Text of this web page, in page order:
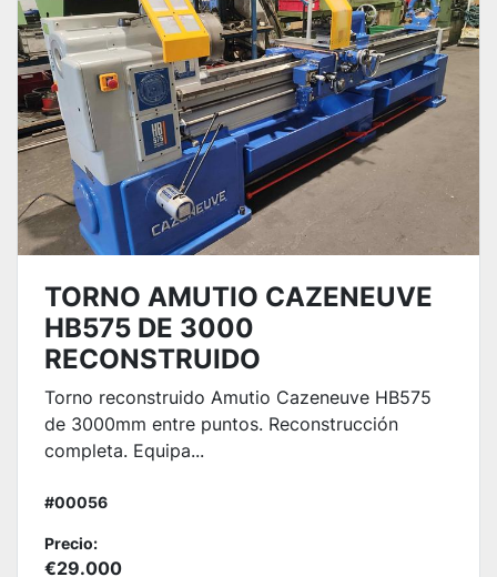
TORNO AMUTIO CAZENEUVE
HB575 DE 3000
RECONSTRUIDO
Torno reconstruido Amutio Cazeneuve HB575
de 3000mm entre puntos. Reconstrucción
completa. Equipa...
#00056
Precio:
€29.000